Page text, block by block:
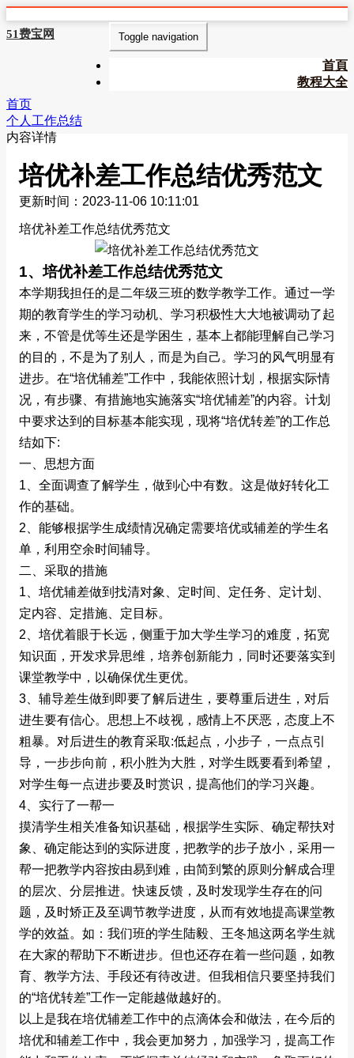
51费宝网 Toggle navigation
首頁
教程大全
首页
个人工作总结
内容详情
培优补差工作总结优秀范文
更新时间：2023-11-06 10:11:01
培优补差工作总结优秀范文
1、培优补差工作总结优秀范文
本学期我担任的是二年级三班的数学教学工作。通过一学
期的教育学生的学习动机、学习积极性大大地被调动了起
来，不管是优等生还是学困生，基本上都能理解自己学习
的目的，不是为了别人，而是为自己。学习的风气明显有
进步。在“培优辅差”工作中，我能依照计划，根据实际情
况，有步骤、有措施地实施落实“培优辅差”的内容。计划
中要求达到的目标基本能实现，现将“培优转差”的工作总
结如下:
一、思想方面
1、全面调查了解学生，做到心中有数。这是做好转化工
作的基础。
2、能够根据学生成绩情况确定需要培优或辅差的学生名
单，利用空余时间辅导。
二、采取的措施
1、培优辅差做到找清对象、定时间、定任务、定计划、
定内容、定措施、定目标。
2、培优着眼于长远，侧重于加大学生学习的难度，拓宽
知识面，开发求异思维，培养创新能力，同时还要落实到
课堂教学中，以确保优生更优。
3、辅导差生做到即要了解后进生，要尊重后进生，对后
进生要有信心。思想上不歧视，感情上不厌恶，态度上不
粗暴。对后进生的教育采取:低起点，小步子，一点点引
导，一步步向前，积小胜为大胜，对学生既要看到希望，
对学生每一点进步要及时赏识，提高他们的学习兴趣。
4、实行了一帮一
摸清学生相关准备知识基础，根据学生实际、确定帮扶对
象、确定能达到的实际进度，把教学的步子放小，采用一
帮一把教学内容按由易到难，由简到繁的原则分解成合理
的层次、分层推进。快速反馈，及时发现学生存在的问
题，及时矫正及至调节教学进度，从而有效地提高课堂教
学的效益。如：我们班的学生陆毅、王冬旭这两名学生就
在大家的帮助下不断进步。但也还存在着一些问题，如教
育、教学方法、手段还有待改进。但我相信只要坚持我们
的“培优转差”工作一定能越做越好的。
以上是我在培优辅差工作中的点滴体会和做法，在今后的
培优和辅差工作中，我会更加努力，加强学习，提高工作